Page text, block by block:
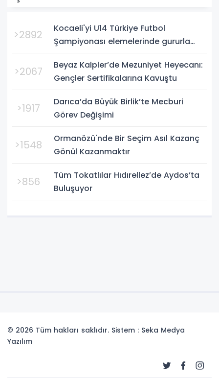
>2892
Kocaeli'yi U14 Türkiye Futbol
Şampiyonası elemelerinde gururla
Bursa'da oynanan yarı final...
>2067
Beyaz Kalpler’de Mezuniyet Heyecanı:
Gençler Sertifikalarına Kavuştu
>1917
Darıca’da Büyük Birlik’te Mecburi
Görev Değişimi
>1548
Ormanözü'nde Bir Seçim Asıl Kazanç
Gönül Kazanmaktır
>856
Tüm Tokatlılar Hıdırellez’de Aydos’ta
Buluşuyor
© 2026 Tüm hakları saklıdır. Sistem : Seka Medya
Yazılım